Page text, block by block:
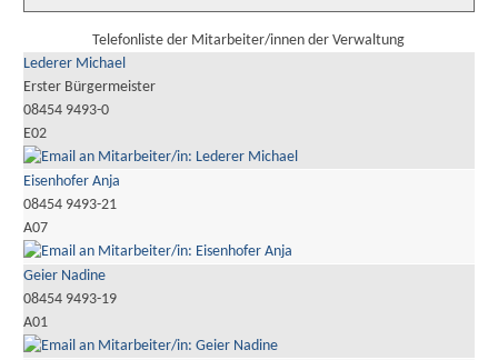
Telefonliste der Mitarbeiter/innen der Verwaltung
Lederer Michael
Erster Bürgermeister
08454 9493-0
E02
Eisenhofer Anja
08454 9493-21
A07
Geier Nadine
08454 9493-19
A01